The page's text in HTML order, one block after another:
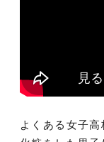
よくある女子